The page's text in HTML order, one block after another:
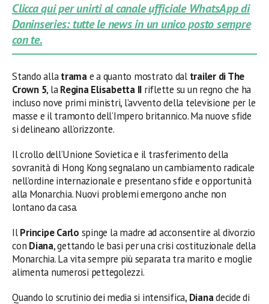
Clicca qui per unirti al canale ufficiale WhatsApp di
Daninseries: tutte le news in un unico posto sempre
con te.
Stando allatramae a quanto mostrato dal trailer di The
Crown 5, laRegina Elisabetta II riflette su un regno che ha
incluso nove primi ministri, l’avvento della televisione per le
masse e il tramonto dell’Impero britannico. Ma nuove sfide
si delineano all’orizzonte.
Il crollo dell’Unione Sovietica e il trasferimento della
sovranità di Hong Kong segnalano un cambiamento radicale
nell’ordine internazionale e presentano sfide e opportunità
alla Monarchia. Nuovi problemi emergono anche non
lontano da casa.
IlPrincipe Carlo spinge la madre ad acconsentire al divorzio
con Diana, gettando le basi per una crisi costituzionale della
Monarchia. La vita sempre più separata tra marito e moglie
alimenta numerosi pettegolezzi.
Quando lo scrutinio dei media si intensifica, Dianadecide di